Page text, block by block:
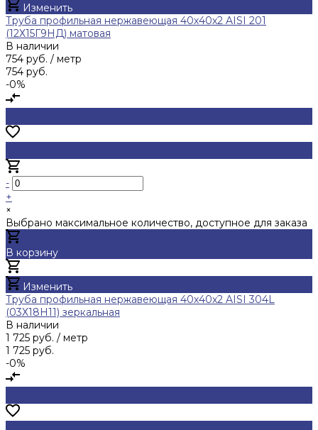
Изменить
Труба профильная нержавеющая 40х40х2 AISI 201
(12Х15Г9НД) матовая
В наличии
754 руб. / метр
754 руб.
-0%
-
+
×
Выбрано максимальное количество, доступное для заказа
В корзину
Изменить
Труба профильная нержавеющая 40х40х2 AISI 304L
(03Х18Н11) зеркальная
В наличии
1 725 руб. / метр
1 725 руб.
-0%